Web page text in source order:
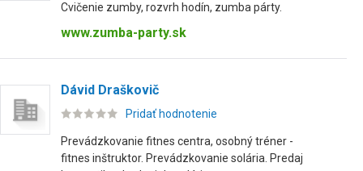
Cvičenie zumby, rozvrh hodín, zumba párty.
www.zumba-party.sk
Dávid Draškovič
Pridať hodnotenie
Prevádzkovanie fitnes centra, osobný tréner -
fitnes inštruktor. Prevádzkovanie solária. Predaj